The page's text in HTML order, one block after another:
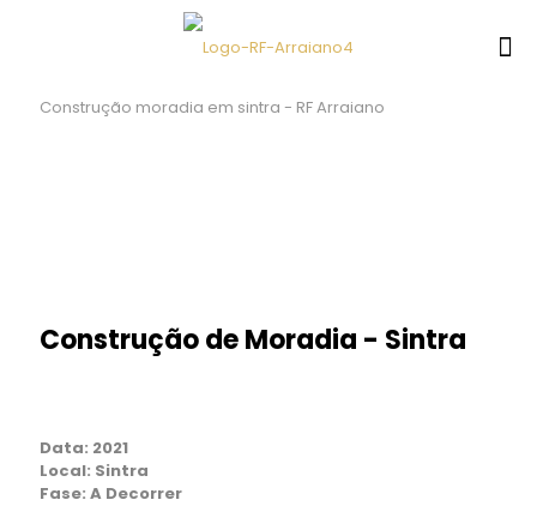
Construção moradia em sintra - RF Arraiano
Construção de Moradia - Sintra
Data: 2021
Local: Sintra
Fase: A Decorrer